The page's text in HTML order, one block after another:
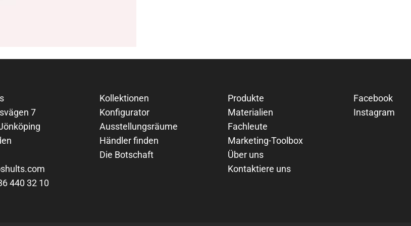
7
440 32 10
Kollektionen
Konfigurator
Ausstellungsräume
Händler finden
Die Botschaft
Produkte
Materialien
Fachleute
Marketing-Toolbox
Über uns
Kontaktiere uns
Facebook
Instagram